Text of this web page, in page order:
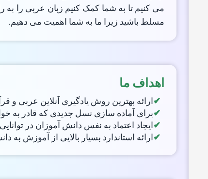
می کنیم تا به شما کمک کنیم زبان عربی را به
مسلط باشید زیرا ما به شما اهمیت می دهیم.
اهداف ما
ارائه بهترین روش یادگیری آنلاین عربی و
برای آماده سازی نسل جدیدی که قادر به
ایجاد اعتماد به نفس دانش آموزان در
ارائه استاندارد بسیار بالایی از آموزش